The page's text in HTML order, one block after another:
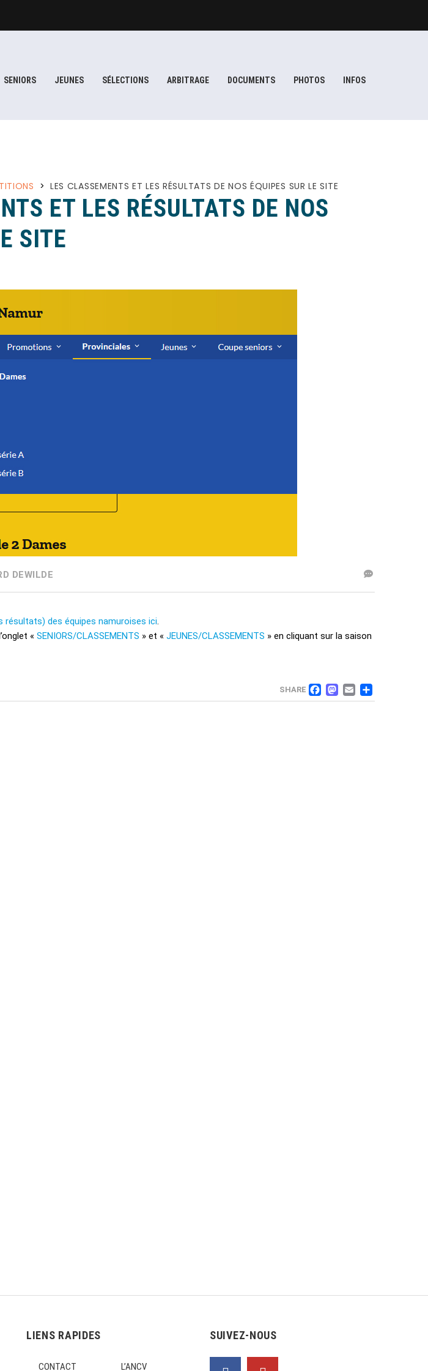
SENIORS JEUNES SÉLECTIONS ARBITRAGE DOCUMENTS PHOTOS INFOS
> LES CLASSEMENTS ET LES RÉSULTATS DE NOS ÉQUIPES SUR LE SITE
ET LES RÉSULTATS DE NOS
SITE
DEWILDE
résultats) des équipes namuroises ici.
« SENIORS/CLASSEMENTS » et « JEUNES/CLASSEMENTS » en cliquant sur la saison
SHARE FACEBOOK
EMAIL
LIENS RAPIDES
CONTACT L’ANCV
SUIVEZ-NOUS